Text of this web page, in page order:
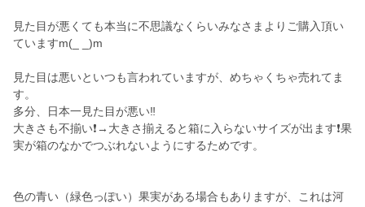
見た目が悪くても本当に不思議なくらいみなさまよりご購入頂い
ていますm(_ _)m
見た目は悪いといつも言われていますが、めちゃくちゃ売れてま
す。
多分、日本一見た目が悪い‼️
大きさも不揃い❗→大きさ揃えると箱に入らないサイズが出ます❗果
実が箱のなかでつぶれないようにするためです。
色の青い（緑色っぽい）果実がある場合もありますが、これは河